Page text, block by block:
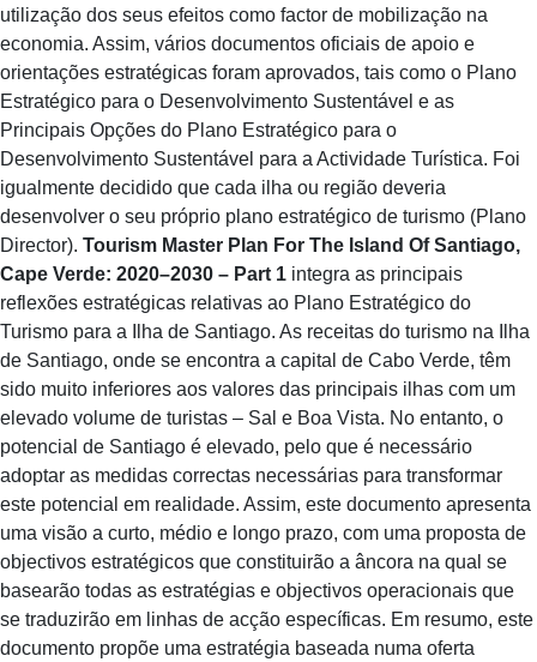
utilização dos seus efeitos como factor de mobilização na
economia. Assim, vários documentos oficiais de apoio e
orientações estratégicas foram aprovados, tais como o Plano
Estratégico para o Desenvolvimento Sustentável e as
Principais Opções do Plano Estratégico para o
Desenvolvimento Sustentável para a Actividade Turística. Foi
igualmente decidido que cada ilha ou região deveria
desenvolver o seu próprio plano estratégico de turismo (Plano
Director). Tourism Master Plan For The Island Of Santiago,
Cape Verde: 2020–2030 – Part 1 integra as principais
reflexões estratégicas relativas ao Plano Estratégico do
Turismo para a Ilha de Santiago. As receitas do turismo na Ilha
de Santiago, onde se encontra a capital de Cabo Verde, têm
sido muito inferiores aos valores das principais ilhas com um
elevado volume de turistas – Sal e Boa Vista. No entanto, o
potencial de Santiago é elevado, pelo que é necessário
adoptar as medidas correctas necessárias para transformar
este potencial em realidade. Assim, este documento apresenta
uma visão a curto, médio e longo prazo, com uma proposta de
objectivos estratégicos que constituirão a âncora na qual se
basearão todas as estratégias e objectivos operacionais que
se traduzirão em linhas de acção específicas. Em resumo, este
documento propõe uma estratégia baseada numa oferta